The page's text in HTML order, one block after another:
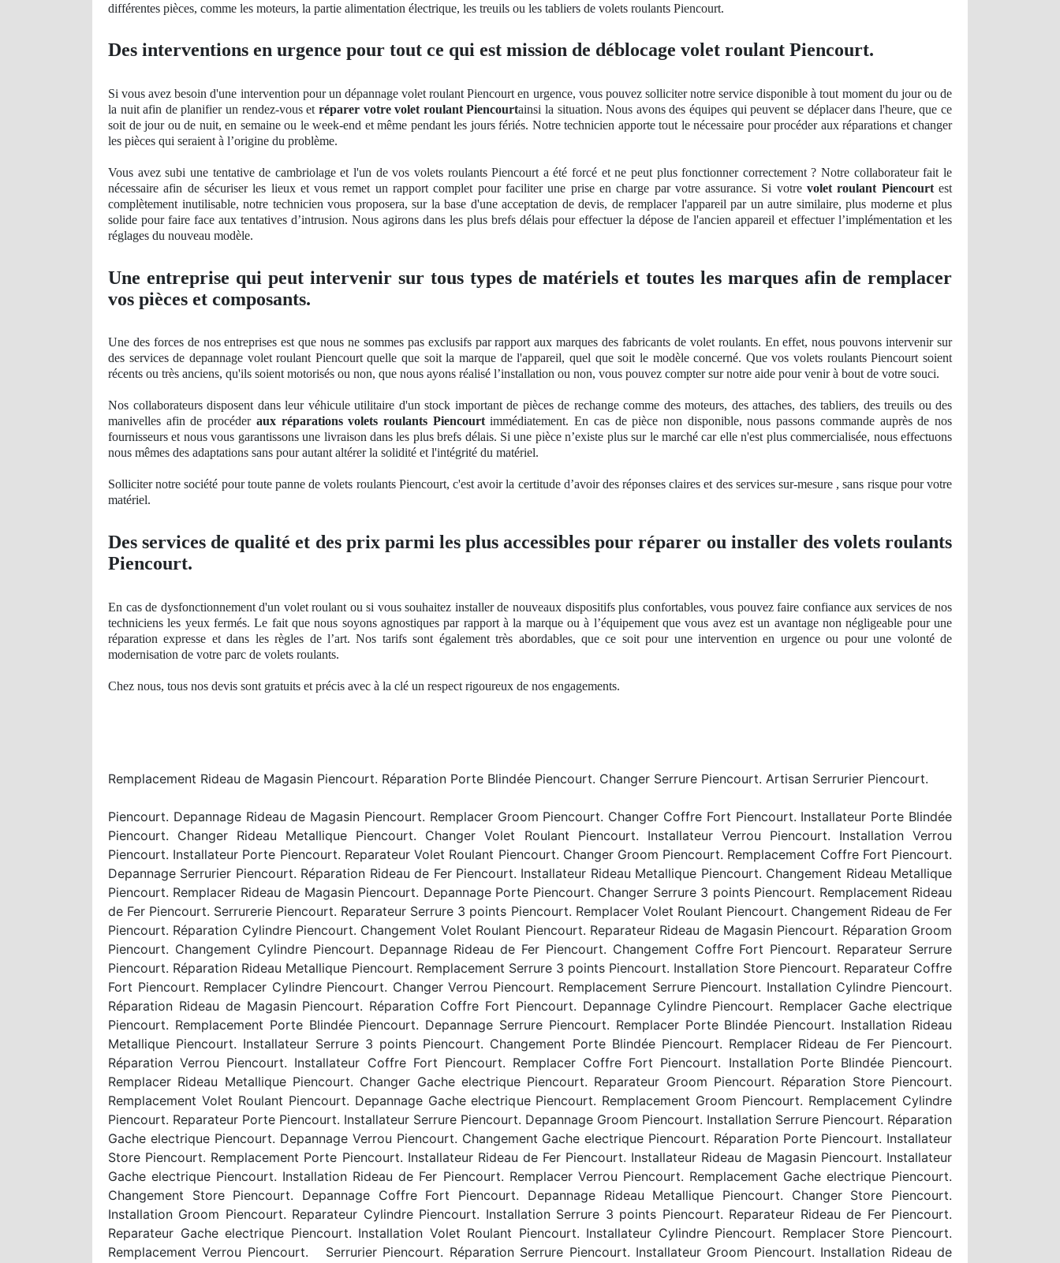
différentes pièces, comme les moteurs, la partie alimentation électrique, les treuils ou les tabliers de volets roulants Piencourt.
Des interventions en urgence pour tout ce qui est mission de déblocage volet roulant Piencourt.
Si vous avez besoin d'une intervention pour un dépannage volet roulant Piencourt en urgence, vous pouvez solliciter notre service disponible à tout moment du jour ou de
la nuit afin de planifier un rendez-vous et réparer votre volet roulant Piencourtainsi la situation. Nous avons des équipes qui peuvent se déplacer dans l'heure, que ce
soit de jour ou de nuit, en semaine ou le week-end et même pendant les jours fériés. Notre technicien apporte tout le nécessaire pour procéder aux réparations et changer
les pièces qui seraient à l’origine du problème.
Vous avezsubi une tentative de cambriolage et l'un de vos volets roulants Piencourt a été forcé et ne peut plus fonctionner correctement ? Notre collaborateur fait le
nécessaire afin de sécuriser les lieux et vous remet un rapport complet pour faciliter une prise en charge par votre assurance. Si votrevolet roulant Piencourtest
complètement inutilisable, notre technicien vous proposera, sur la base d'une acceptation de devis, deremplacer l'appareil par un autre similaire, plus moderne et plus
solide pour faire face aux tentatives d’intrusion. Nous agirons dans les plus brefs délais pour effectuer la dépose de l'ancien appareil et effectuer l’implémentation et les
réglages du nouveau modèle.
Une entreprise qui peut intervenir sur tous types de matériels et toutes les marques afin de remplacer
vos pièces et composants.
Une des forces de nos entreprises est que nous ne sommes pas exclusifs par rapport aux marques des fabricants de volet roulants. En effet, nous pouvons intervenir sur
des services de depannage volet roulant Piencourt quelle que soit la marque de l'appareil, quel que soit le modèle concerné. Que vos volets roulants Piencourt soient
récents ou très anciens, qu'ils soient motorisés ou non, que nous ayons réalisé l’installation ou non, vous pouvez compter sur notre aide pour venir à bout de votre souci.
Nos collaborateurs disposent dans leur véhicule utilitaire d'un stock important de pièces de rechange comme des moteurs, des attaches, des tabliers, des treuils ou des
manivelles afin de procéder aux réparations volets roulants Piencourtimmédiatement. En cas de pièce non disponible, nous passons commande auprès de nos
fournisseurs et nous vous garantissons une livraison dans les plus brefs délais. Si une pièce n’existe plus sur le marché car elle n'est pluscommercialisée, nous effectuons
nous mêmes des adaptations sans pour autant altérerla solidité et l'intégrité du matériel.
Solliciter notre société pour toute panne de volets roulants Piencourt, c'est avoir la certitude d’avoir des réponses claires et des services sur-mesure , sans risque pour votre
matériel.
Des services de qualité et des prix parmi les plus accessibles pour réparer ou installer des volets roulants
Piencourt.
En cas de dysfonctionnement d'un volet roulant ou si vous souhaitez installer de nouveaux dispositifs plus confortables, vous pouvez faire confiance aux services de nos
techniciens les yeux fermés. Le fait que nous soyons agnostiques par rapport àla marque ouà l’équipement que vous avez est un avantagenon négligeable pour une
réparation expresse et dans les règles de l’art. Nos tarifs sont également très abordables, que ce soit pour une intervention en urgence ou pour une volonté de
modernisation de votre parc de volets roulants.
Chez nous, tous nos devis sont gratuits et précis avec à la clé un respect rigoureux de nos engagements.
Remplacement Rideau de Magasin Piencourt. Réparation Porte Blindée Piencourt. Changer Serrure Piencourt. Artisan Serrurier Piencourt.
Piencourt. Depannage Rideau de Magasin Piencourt. Remplacer Groom Piencourt. Changer Coffre Fort Piencourt. Installateur Porte Blindée
Piencourt. Changer Rideau Metallique Piencourt. Changer Volet Roulant Piencourt. Installateur Verrou Piencourt. Installation Verrou
Piencourt. Installateur Porte Piencourt. Reparateur Volet Roulant Piencourt. Changer Groom Piencourt. Remplacement Coffre Fort Piencourt.
Depannage Serrurier Piencourt. Réparation Rideau de Fer Piencourt. Installateur Rideau Metallique Piencourt. Changement Rideau Metallique
Piencourt. Remplacer Rideau de Magasin Piencourt. Depannage Porte Piencourt. Changer Serrure 3 points Piencourt. Remplacement Rideau
de Fer Piencourt. Serrurerie Piencourt. Reparateur Serrure 3 points Piencourt. Remplacer Volet Roulant Piencourt. Changement Rideau de Fer
Piencourt. Réparation Cylindre Piencourt. Changement Volet Roulant Piencourt. Reparateur Rideau de Magasin Piencourt. Réparation Groom
Piencourt. Changement Cylindre Piencourt. Depannage Rideau de Fer Piencourt. Changement Coffre Fort Piencourt. Reparateur Serrure
Piencourt. Réparation Rideau Metallique Piencourt. Remplacement Serrure 3 points Piencourt. Installation Store Piencourt. Reparateur Coffre
Fort Piencourt. Remplacer Cylindre Piencourt. Changer Verrou Piencourt. Remplacement Serrure Piencourt. Installation Cylindre Piencourt.
Réparation Rideau de Magasin Piencourt. Réparation Coffre Fort Piencourt. Depannage Cylindre Piencourt. Remplacer Gache electrique
Piencourt. Remplacement Porte Blindée Piencourt. Depannage Serrure Piencourt. Remplacer Porte Blindée Piencourt. Installation Rideau
Metallique Piencourt. Installateur Serrure 3 points Piencourt. Changement Porte Blindée Piencourt. Remplacer Rideau de Fer Piencourt.
Réparation Verrou Piencourt. Installateur Coffre Fort Piencourt. Remplacer Coffre Fort Piencourt. Installation Porte Blindée Piencourt.
Remplacer Rideau Metallique Piencourt. Changer Gache electrique Piencourt. Reparateur Groom Piencourt. Réparation Store Piencourt.
Remplacement Volet Roulant Piencourt. Depannage Gache electrique Piencourt. Remplacement Groom Piencourt. Remplacement Cylindre
Piencourt. Reparateur Porte Piencourt. Installateur Serrure Piencourt. Depannage Groom Piencourt. Installation Serrure Piencourt. Réparation
Gache electrique Piencourt. Depannage Verrou Piencourt. Changement Gache electrique Piencourt. Réparation Porte Piencourt. Installateur
Store Piencourt. Remplacement Porte Piencourt. Installateur Rideau de Fer Piencourt. Installateur Rideau de Magasin Piencourt. Installateur
Gache electrique Piencourt. Installation Rideau de Fer Piencourt. Remplacer Verrou Piencourt. Remplacement Gache electrique Piencourt.
Changement Store Piencourt. Depannage Coffre Fort Piencourt. Depannage Rideau Metallique Piencourt. Changer Store Piencourt.
Installation Groom Piencourt. Reparateur Cylindre Piencourt. Installation Serrure 3 points Piencourt. Reparateur Rideau de Fer Piencourt.
Reparateur Gache electrique Piencourt. Installation Volet Roulant Piencourt. Installateur Cylindre Piencourt. Remplacer Store Piencourt.
Remplacement Verrou Piencourt. Serrurier Piencourt. Réparation Serrure Piencourt. Installateur Groom Piencourt. Installation Rideau de